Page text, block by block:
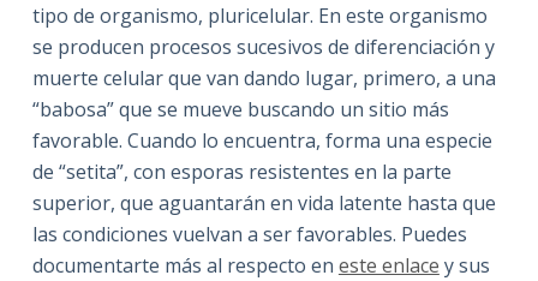
tipo de organismo, pluricelular. En este organismo
se producen procesos sucesivos de diferenciación y
muerte celular que van dando lugar, primero, a una
“babosa” que se mueve buscando un sitio más
favorable. Cuando lo encuentra, forma una especie
de “setita”, con esporas resistentes en la parte
superior, que aguantarán en vida latente hasta que
las condiciones vuelvan a ser favorables. Puedes
documentarte más al respecto en este enlace y sus